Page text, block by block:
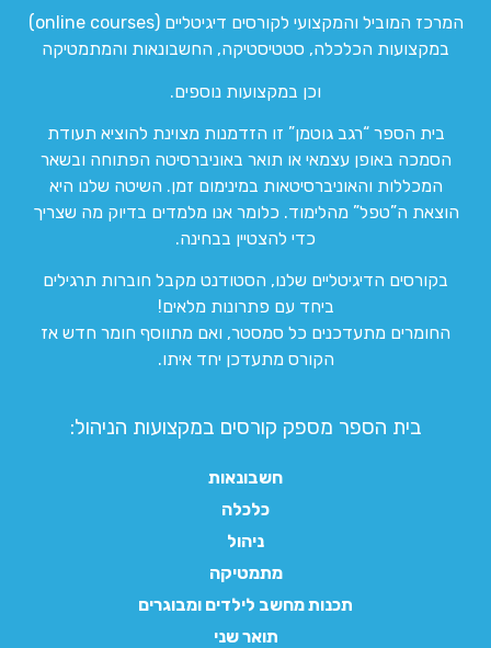
המרכז המוביל והמקצועי לקורסים דיגיטליים (online courses)
במקצועות הכלכלה, סטטיסטיקה, החשבונאות והמתמטיקה
וכן במקצועות נוספים.
בית הספר “רגב גוטמן” זו הזדמנות מצוינת להוציא תעודת
הסמכה באופן עצמאי או תואר באוניברסיטה הפתוחה ובשאר
המכללות והאוניברסיטאות במינימום זמן. השיטה שלנו היא
הוצאת ה”טפל” מהלימוד. כלומר אנו מלמדים בדיוק מה שצריך
כדי להצטיין בבחינה.
בקורסים הדיגיטליים שלנו, הסטודנט מקבל חוברות תרגילים
ביחד עם פתרונות מלאים!
החומרים מתעדכנים כל סמסטר, ואם מתווסף חומר חדש אז
הקורס מתעדכן יחד איתו.
בית הספר מספק קורסים במקצועות הניהול:
חשבונאות
כלכלה
ניהול
מתמטיקה
תכנות מחשב לילדים ומבוגרים
תואר שני